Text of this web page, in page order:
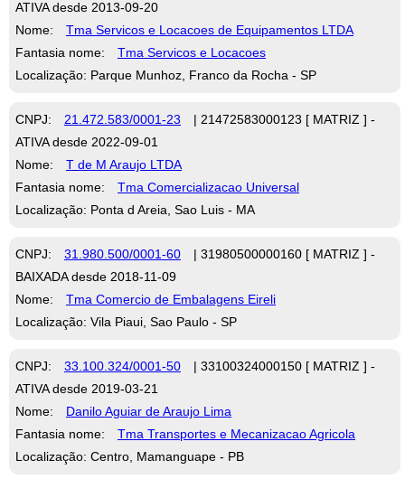
ATIVA desde 2013-09-20
Nome:
Tma Servicos e Locacoes de Equipamentos LTDA
Fantasia nome:
Tma Servicos e Locacoes
Localização: Parque Munhoz, Franco da Rocha - SP
CNPJ: 21.472.583/0001-23
| 21472583000123 [ MATRIZ ] -
ATIVA desde 2022-09-01
Nome:
T de M Araujo LTDA
Fantasia nome:
Tma Comercializacao Universal
Localização: Ponta d Areia, Sao Luis - MA
CNPJ: 31.980.500/0001-60
| 31980500000160 [ MATRIZ ] -
BAIXADA desde 2018-11-09
Nome:
Tma Comercio de Embalagens Eireli
Localização: Vila Piaui, Sao Paulo - SP
CNPJ: 33.100.324/0001-50
| 33100324000150 [ MATRIZ ] -
ATIVA desde 2019-03-21
Nome:
Danilo Aguiar de Araujo Lima
Fantasia nome:
Tma Transportes e Mecanizacao Agricola
Localização: Centro, Mamanguape - PB